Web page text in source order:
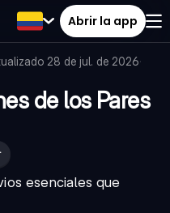
Abrir la app
28 de jul. de 2026·
de los Pares
esenciales que